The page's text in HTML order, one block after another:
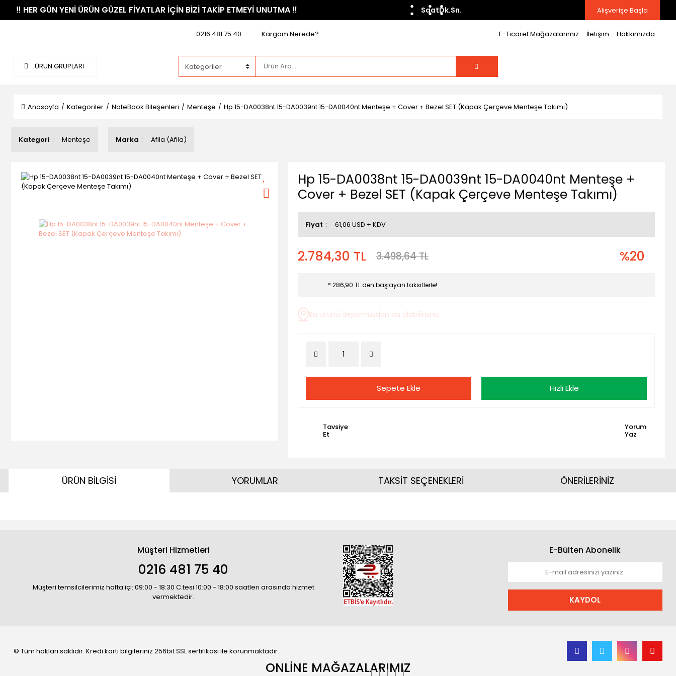
​‼️​ HER GÜN YENİ ÜRÜN GÜZEL FİYATLAR İÇİN BİZİ TAKİP ETMEYİ UNUTMA ​‼️​ SaatDk.Sn. Alışverişe Başla
0216 481 75 40 Kargom Nerede? E-Ticaret Mağazalarımız İletişim Hakkımızda
ÜRÜN GRUPLARI
Anasayfa Kategoriler NoteBook Bileşenleri Menteşe Hp 15-DA0038nt 15-DA0039nt 15-DA0040nt Menteşe + Cover + Bezel SET (Kapak Çerçeve Menteşe Takımı)
Kategori Menteşe Marka Afila (Afila)
Hp 15-DA0038nt 15-DA0039nt 15-DA0040nt Menteşe +
Cover + Bezel SET (Kapak Çerçeve Menteşe Takımı)
Fiyat 61,06 USD + KDV
2.784,30 TL 3.498,64 TL %20
* 286,90 TL den başlayan taksitlerle!
Bu ürünü depomuzdan da alabilirsiniz.
Sepete Ekle Hızlı Ekle
Tavsiye
Et
Yorum
Yaz
ÜRÜN BİLGİSİ YORUMLAR TAKSİT SEÇENEKLERİ ÖNERİLERİNİZ
Müşteri Hizmetleri
0216 481 75 40
Müşteri temsilcilerimiz hafta içi: 09:00 - 18:30 C.tesi 10:00 - 18:00 saatleri arasında hizmet
vermektedir.
E-Bülten Abonelik
KAYDOL
© Tüm hakları saklıdır. Kredi kartı bilgileriniz 256bit SSL sertifikası ile korunmaktadır.
ONLİNE MAĞAZALARIMIZ